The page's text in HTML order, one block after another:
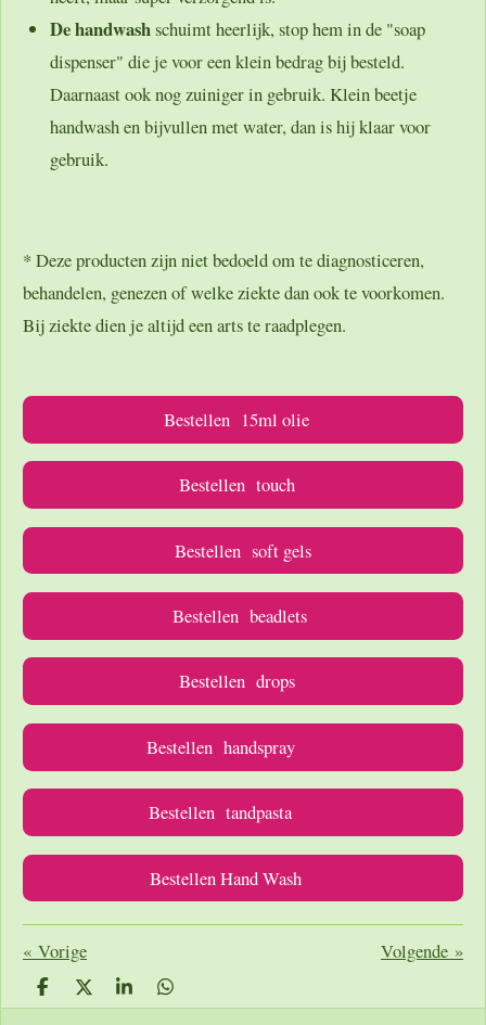
De handwashschuimt heerlijk, stop hem in de "soap
dispenser" die je voor een klein bedrag bij besteld.
Daarnaast ook nog zuiniger in gebruik. Klein beetje
handwash en bijvullen met water, dan is hij klaar voor
gebruik.
* Deze producten zijn niet bedoeld om te diagnosticeren,
behandelen, genezen of welke ziekte dan ook te voorkomen.
Bij ziekte dien je altijd een arts te raadplegen.
Bestellen 15ml olie
Bestellen touch
Bestellen soft gels
Bestellen beadlets
Bestellen drops
Bestellen handspray
Bestellen tandpasta
Bestellen Hand Wash
« Vorige Volgende »
D
e
D
e
S
h
D
e